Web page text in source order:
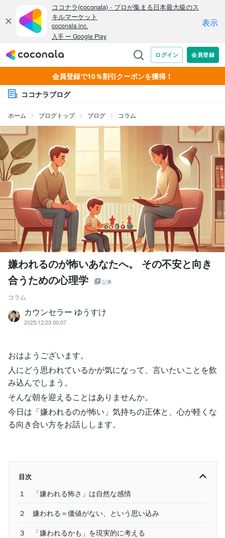
会員登録で10％割引クーポンを獲得！
ココナラブログ
ホーム ブログトップ ブログ コラム
嫌われるのが怖いあなたへ。 その不安と向き
合うための心理学
記事
コラム
カウンセラー ゆうすけ
2025/12/23 00:07
おはようございます。
人にどう思われているかが気になって、言いたいことを飲
み込んでしまう。
そんな朝を迎えることはありませんか。
今日は「嫌われるのが怖い」気持ちの正体と、心が軽くな
る向き合い方をお話しします。
目次
１ 「嫌われる怖さ」は自然な感情
２ 嫌われる＝価値がない、という思い込み
３ 「嫌われるかも」を現実的に考える